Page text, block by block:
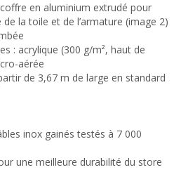
en aluminium extrudé pour
la toile et de l’armature (image 2)
: acrylique (300 g/m², haut de
aérée
de 3,67 m de large en standard
inox gainés testés à 7 000
une meilleure durabilité du store